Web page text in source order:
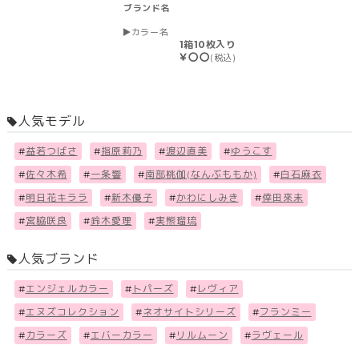
ブランド名
カラー名
1箱10枚入り
￥〇〇(税込)
人気モデル
#益若つばさ #指原莉乃 #渡辺直美 #ゆうこす
#佐々木希 #一条響 #南部桃伽(なんぶももか) #白石麻衣
#明日花キララ #新木優子 #かわにしみき #倖田來未
#宮脇咲良 #鈴木愛理 #実熊瑠琉
人気ブランド
#エンジェルカラー # トパーズ # レヴィア
#エヌズコレクション #ネオサイトシリーズ #フランミー
# カラーズ #エバーカラー # リルムーン #ラヴェール